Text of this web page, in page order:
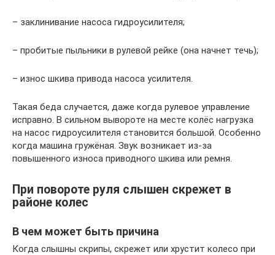
– заклинивание насоса гидроусилителя;
– пробитые пыльники в рулевой рейке (она начнет течь);
– износ шкива привода насоса усилителя.
Такая беда случается, даже когда рулевое управление
исправно. В сильном вывороте на месте колёс нагрузка
на насос гидроусилителя становится большой. Особенно
когда машина гружёная. Звук возникает из-за
повышенного износа приводного шкива или ремня.
При повороте руля слышен скрежет в
районе колес
В чем может быть причина
Когда слышны скрипы, скрежет или хрустит колесо при